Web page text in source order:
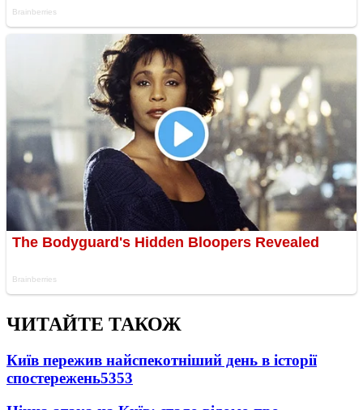
ЧИТАЙТЕ ТАКОЖ
Київ пережив найспекотніший день в історії
спостережень5353